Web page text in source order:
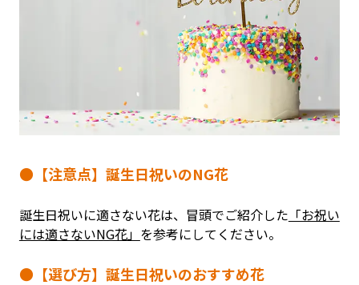
●【注意点】誕生日祝いのNG花
誕生日祝いに適さない花は、冒頭でご紹介した 「お祝い
には適さないNG花」 を参考にしてください。
●【選び方】誕生日祝いのおすすめ花